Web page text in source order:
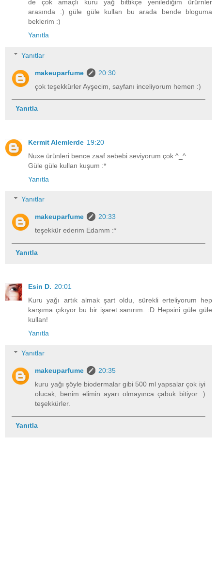
de çok amaçlı kuru yağ bittikçe yenilediğim ürürnler
arasında :) güle güle kullan bu arada bende bloguma
beklerim :)
Yanıtla
Yanıtlar
makeuparfume
20:30
çok teşekkürler Ayşecim, sayfanı inceliyorum hemen :)
Yanıtla
Kermit Alemlerde 19:20
Nuxe ürünleri bence zaaf sebebi seviyorum çok ^_^
Güle güle kullan kuşum :*
Yanıtla
Yanıtlar
makeuparfume
20:33
teşekkür ederim Edamm :*
Yanıtla
Esin D. 20:01
Kuru yağı artık almak şart oldu, sürekli erteliyorum hep
karşıma çıkıyor bu bir işaret sanırım. :D Hepsini güle güle
kullan!
Yanıtla
Yanıtlar
makeuparfume
20:35
kuru yağı şöyle biodermalar gibi 500 ml yapsalar çok iyi
olucak, benim elimin ayarı olmayınca çabuk bitiyor :)
teşekkürler.
Yanıtla